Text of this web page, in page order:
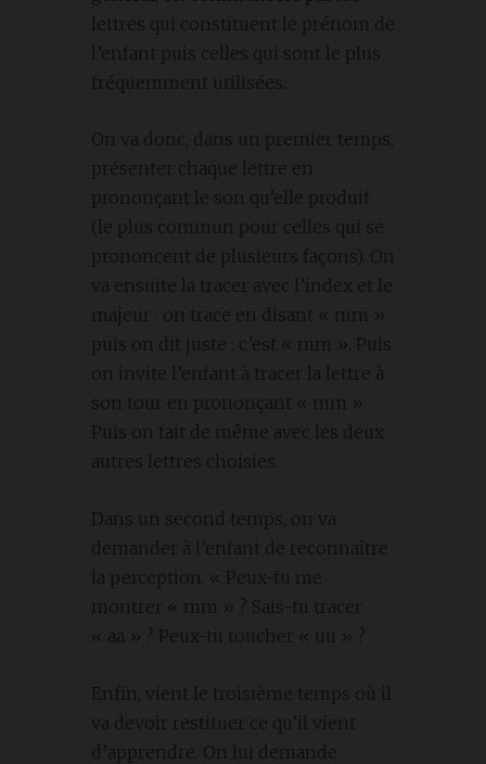
lettres qui constituent le prénom de
l’enfant puis celles qui sont le plus
fréquemment utilisées.
On va donc, dans un premier temps,
présenter chaque lettre en
prononçant le son qu’elle produit
(le plus commun pour celles qui se
prononcent de plusieurs façons). On
va ensuite la tracer avec l’index et le
majeur : on trace en disant « mm »
puis on dit juste : c’est « mm ». Puis
on invite l’enfant à tracer la lettre à
son tour en prononçant « mm ».
Puis on fait de même avec les deux
autres lettres choisies.
Dans un second temps, on va
demander à l’enfant de reconnaître
la perception. « Peux-tu me
montrer « mm » ? Sais-tu tracer
« aa » ? Peux-tu toucher « uu » ?
Enfin, vient le troisième temps où il
va devoir restituer ce qu’il vient
d’apprendre. On lui demande